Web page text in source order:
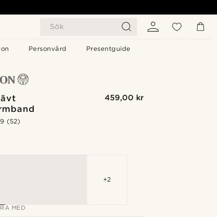
Sök
Personvård Presentguide
459,00 kr
(52)
+2
MED